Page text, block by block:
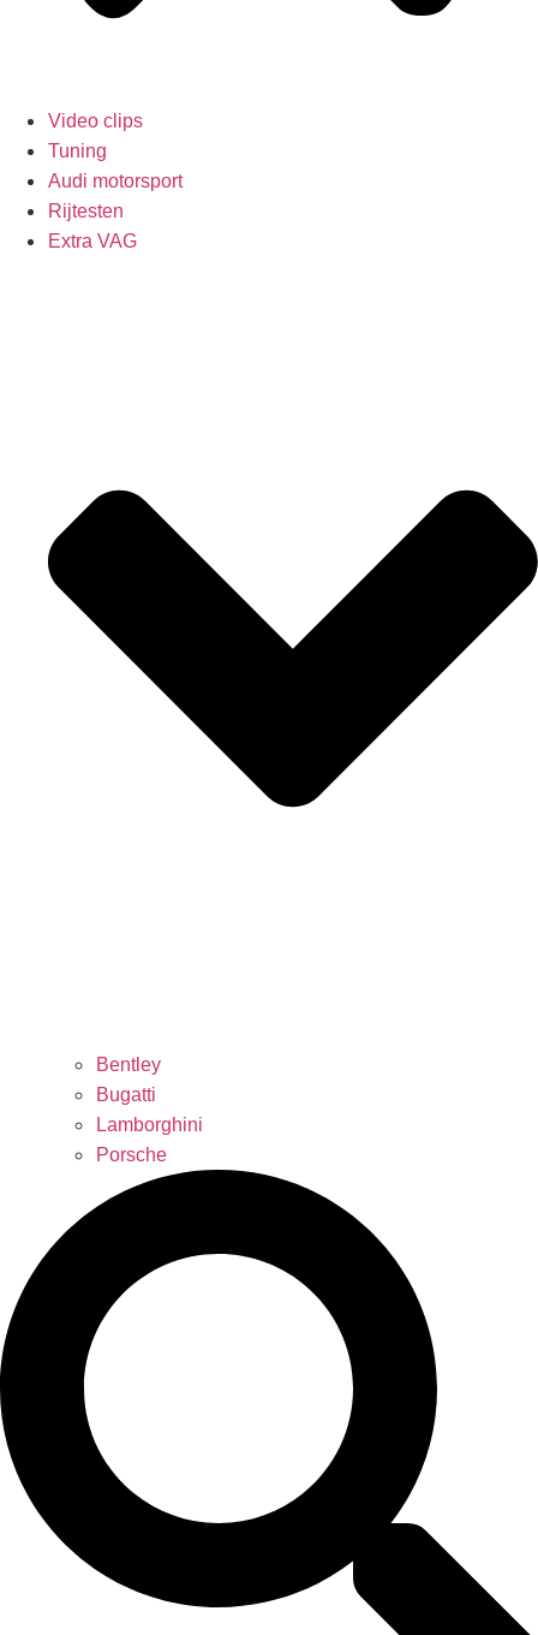
Video clips
Tuning
Audi motorsport
Rijtesten
Extra VAG
Bentley
Bugatti
Lamborghini
Porsche